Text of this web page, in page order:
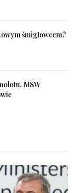
śmigłowcem?
MSW